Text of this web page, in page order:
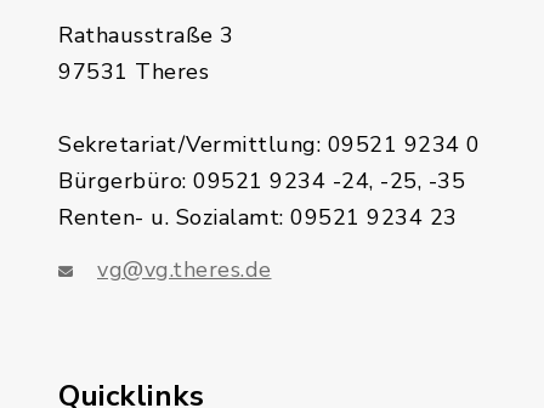
Rathausstraße 3
97531 Theres
Sekretariat/Vermittlung: 09521 9234 0
Bürgerbüro: 09521 9234 -24, -25, -35
Renten- u. Sozialamt: 09521 9234 23
vg@vg.theres.de
Quicklinks